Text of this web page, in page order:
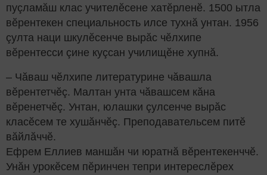
пуçламăш клас учителӗсене хатӗрленӗ. 1500 ытла
вӗрентекен специальность илсе тухнă унтан. 1956
çулта наци шкулӗсенче вырăс чӗлхипе
вӗрентесси çине куçсан училищӗне хупнă.
– Чăваш чӗлхипе литературине чăвашла
вӗрентетчӗç. Малтан унта чăвашсем кăна
вӗренетчӗç. Унтан, юлашки çулсенче вырăс
класӗсем те хушăнчӗç. Преподавательсем питӗ
вăйлăччӗ.
Ефрем Еллиев маншăн чи юратнă вӗрентекенччӗ.
Унăн урокӗсем пӗринчен тепри интереслӗрех